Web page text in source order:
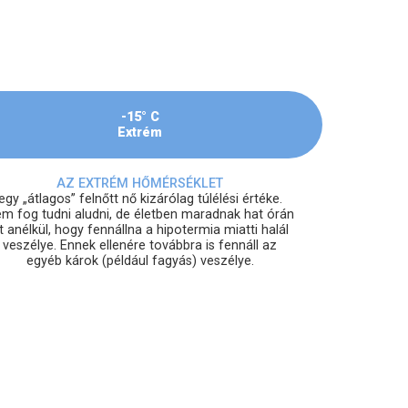
-15° C
Extrém
AZ EXTRÉM HŐMÉRSÉKLET
„átlagos” felnőtt nő kizárólag túlélési értéke.
fog tudni aludni, de életben maradnak hat órán
anélkül, hogy fennállna a hipotermia miatti halál
veszélye. Ennek ellenére továbbra is fennáll az
egyéb károk (például fagyás) veszélye.